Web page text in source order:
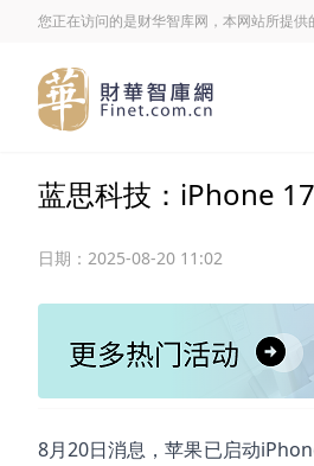
您正在访问的是财华智库网，本网站所提供
蓝思科技：iPhone
日期： 2025-08-20 11:02
8月20日消息，苹果已启动